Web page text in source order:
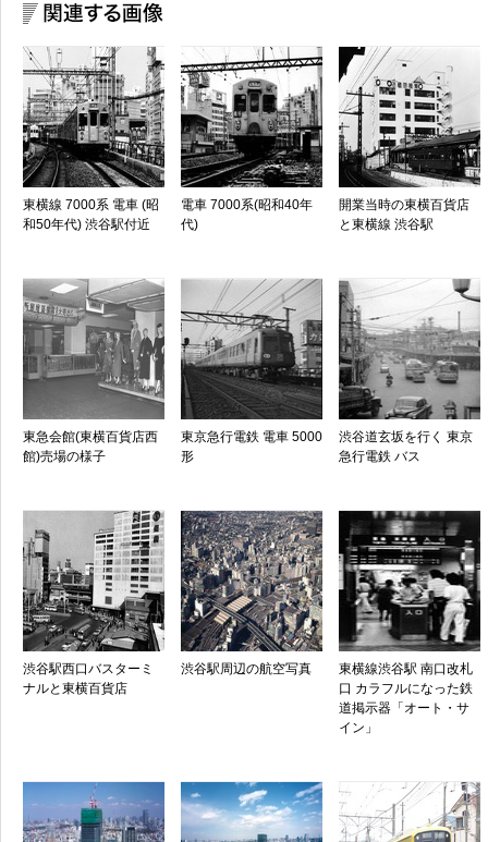
東横線 7000系 電車 (昭
和50年代) 渋谷駅付近
電車 7000系(昭和40年
代)
開業当時の東横百貨店
と東横線 渋谷駅
東急会館(東横百貨店西
館)売場の様子
東京急行電鉄 電車 5000
形
渋谷道玄坂を行く 東京
急行電鉄 バス
渋谷駅西口バスターミ
ナルと東横百貨店
渋谷駅周辺の航空写真
東横線渋谷駅 南口改札
口 カラフルになった鉄
道掲示器「オート・サ
イン」